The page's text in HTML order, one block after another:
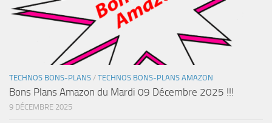
TECHNOS BONS-PLANS / TECHNOS BONS-PLANS AMAZON
Bons Plans Amazon du Mardi 09 Décembre 2025 !!!
9 DÉCEMBRE 2025